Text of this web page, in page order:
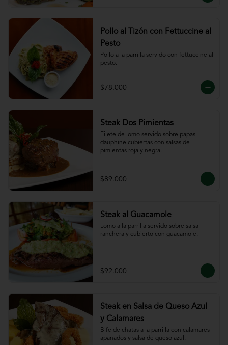
Pollo al Tizón con Fettuccine al
Pesto
Pollo a la parrilla servido con fettuccine al
pesto.
$78.000
Steak Dos Pimientas
Filete de lomo servido sobre papas
dauphine cubiertas con salsas de
pimientas roja y negra.
$89.000
Steak al Guacamole
Lomo a la parrilla servido sobre salsa
ranchera y cubierto con guacamole.
$92.000
Steak en Salsa de Queso Azul
y Calamares
Bife de chatas a la parrilla con calamares
apanados y salsa de queso azul.